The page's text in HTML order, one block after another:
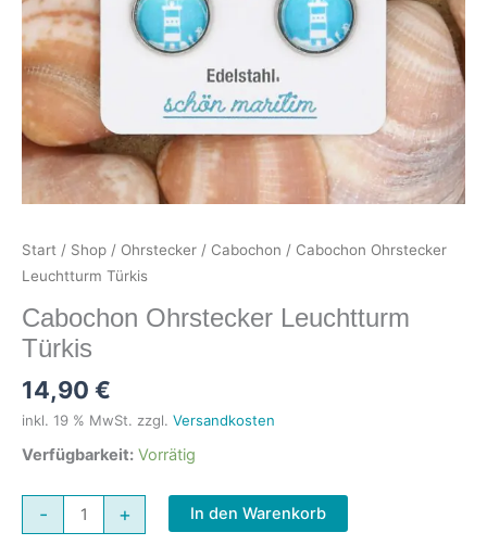
Start / Shop / Ohrstecker / Cabochon / Cabochon Ohrstecker
Leuchtturm Türkis
Cabochon Ohrstecker Leuchtturm
Türkis
14,90 €
inkl. 19 % MwSt. zzgl. Versandkosten
Verfügbarkeit: Vorrätig
-
Cabochon
Ohrstecker
+ In den Warenkorb